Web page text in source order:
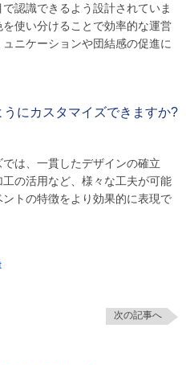
認識できるよう設計されていま
使い分けることで効率的な運営
ニケーションや団結感の促進に
にカスタマイズできますか?
は、一貫したデザインの確立
の活用など、様々な工夫が可能
トの特徴をより効果的に表現で
次の記事へ